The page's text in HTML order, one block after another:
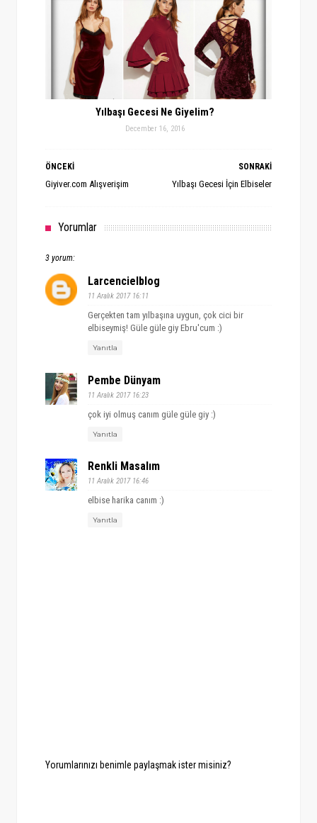
Yılbaşı Gecesi Ne Giyelim?
December 16, 2016
SONRAKİ
Yılbaşı Gecesi İçin Elbiseler
ÖNCEKİ
Giyiver.com Alışverişim
Yorumlar
3 yorum:
Larcencielblog
11 Aralık 2017 16:11
Gerçekten tam yılbaşına uygun, çok cici bir
elbiseymiş! Güle güle giy Ebru'cum :)
Yanıtla
Pembe Dünyam
11 Aralık 2017 16:23
çok iyi olmuş canım güle güle giy :)
Yanıtla
Renkli Masalım
11 Aralık 2017 16:46
elbise harika canım :)
Yanıtla
Yorumlarınızı benimle paylaşmak ister misiniz?